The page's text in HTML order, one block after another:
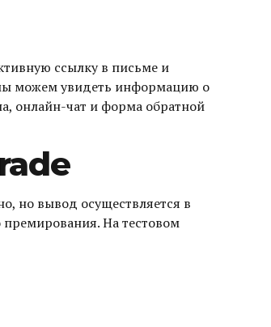
ссылку в письме и
можем увидеть информацию о
онлайн-чат и форма обратной
но вывод осуществляется в
На тестовом